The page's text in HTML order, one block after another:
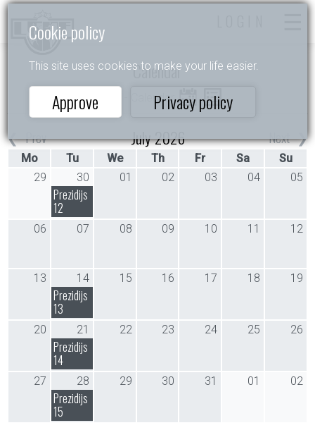
Cookie policy
This site uses cookies to make your life easier.
Approve Privacy policy
Calendar
Home - Calendar
Prev July 2026 Next
Mo Tu We Th Fr Sa
Su
29
30 01 02 03 04 05
Prezidijs
12
06 07 08 09 10 11 12
13 14 15 16 17 18 19
Prezidijs
13
20 21 22 23 24 25 26
Prezidijs
14
27 28 29 30 31 01 02
Prezidijs
15